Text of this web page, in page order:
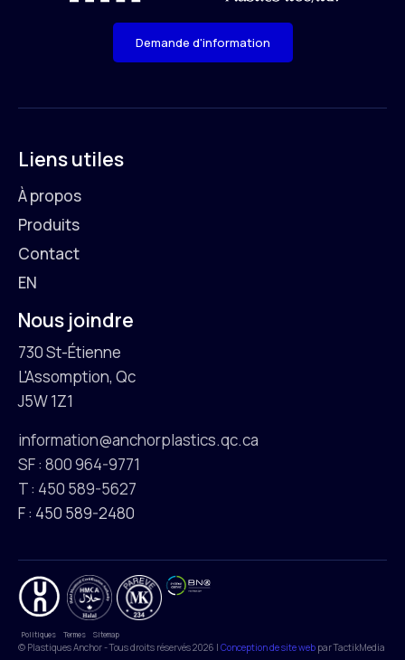
Demande d'information
Liens utiles
À propos
Produits
Contact
EN
Nous joindre
730 St-Étienne
L'Assomption, Qc
J5W 1Z1
information@anchorplastics.qc.ca
SF : 800 964-9771
T : 450 589-5627
F : 450 589-2480
Politiques Termes Sitemap
© Plastiques Anchor - Tous droits réservés 2026 | Conception de site web par TactikMedia